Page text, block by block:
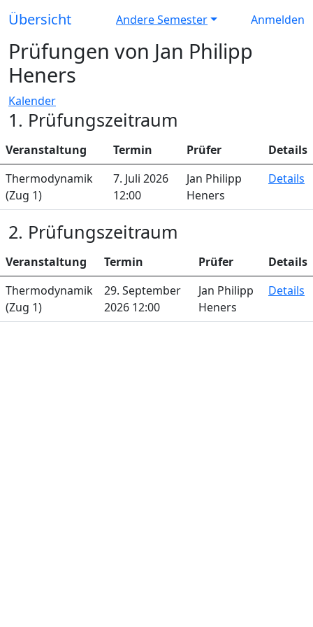
Übersicht Andere Semester Anmelden
Prüfungen von Jan Philipp
Heners
Kalender
1. Prüfungszeitraum
Veranstaltung Termin Prüfer
Details
Thermodynamik
(Zug 1)
7. Juli 2026
12:00
Jan Philipp
Heners
Details
2. Prüfungszeitraum
Veranstaltung Termin Prüfer
Details
Thermodynamik
(Zug 1)
29. September
2026 12:00
Jan Philipp
Heners
Details